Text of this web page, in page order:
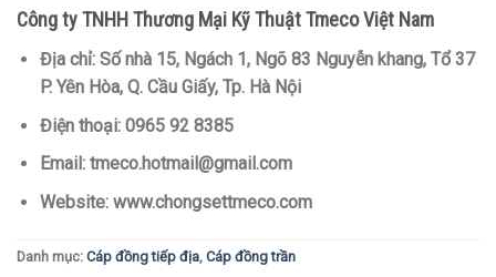
Công ty TNHH Thương Mại Kỹ Thuật Tmeco Việt Nam
Địa chỉ:Số nhà 15, Ngách 1, Ngõ 83 Nguyễn khang, Tổ 37
P. Yên Hòa, Q. Cầu Giấy, Tp. Hà Nội
Điện thoại:0965 92 8385
Email:tmeco.hotmail@gmail.com
Website:www.chongsettmeco.com
Danh mục: Cáp đồng tiếp địa, Cáp đồng trần